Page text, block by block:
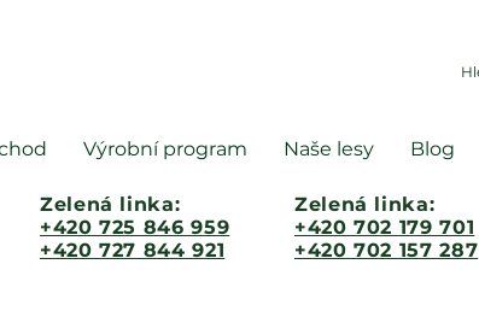
Výrobní program Naše lesy Blog
Zelená linka:
+420 725 846 959
+420 727 844 921
Zelená linka:
+420 702 179 701
+420 702 157 287